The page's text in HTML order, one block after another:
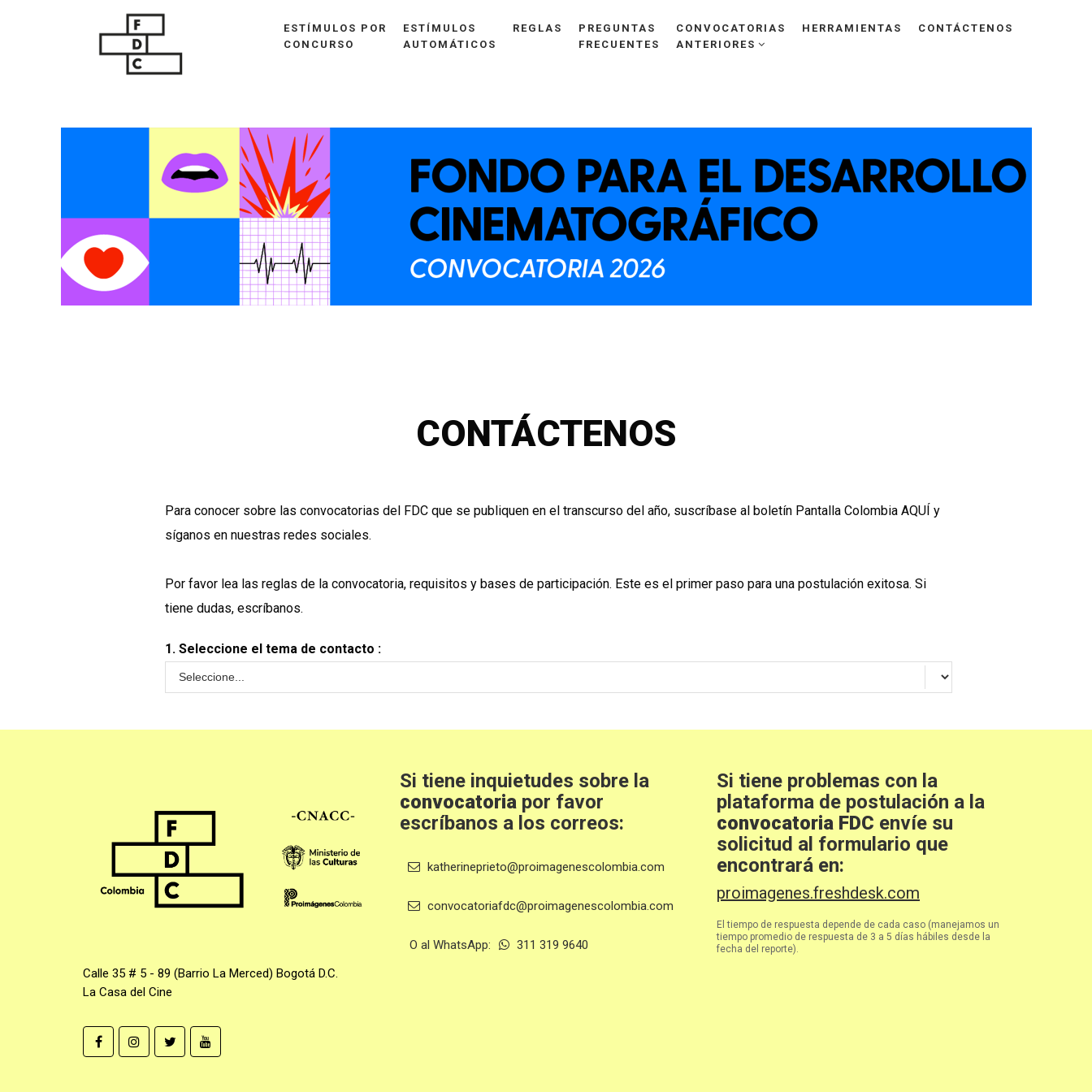
ESTÍMULOS POR
CONCURSO
ESTÍMULOS
AUTOMÁTICOS
REGLAS
PREGUNTAS
FRECUENTES
CONVOCATORIAS
ANTERIORES
HERRAMIENTAS CONTÁCTENOS
CONTÁCTENOS
Para conocer sobre las convocatorias del FDC que se publiquen en el transcurso del año, suscríbase al boletín Pantalla Colombia AQUÍ y
síganos en nuestras redes sociales.
Por favor lea las reglas de la convocatoria, requisitos y bases de participación. Este es el primer paso para una postulación exitosa. Si
tiene dudas, escríbanos.
1. Seleccione el tema de contacto :
Calle 35 # 5 - 89 (Barrio La Merced) Bogotá D.C.
La Casa del Cine
Si tiene inquietudes sobre la
convocatoria por favor
escríbanos a los correos:
katherineprieto@proimagenescolombia.com
convocatoriafdc@proimagenescolombia.com
O al WhatsApp: 311 319 9640
Si tiene problemas con la
plataforma de postulación a la
convocatoria FDC envíe su
solicitud al formulario que
encontrará en:
proimagenes.freshdesk.com
El tiempo de respuesta depende de cada caso (manejamos un
tiempo promedio de respuesta de 3 a 5 días hábiles desde la
fecha del reporte).